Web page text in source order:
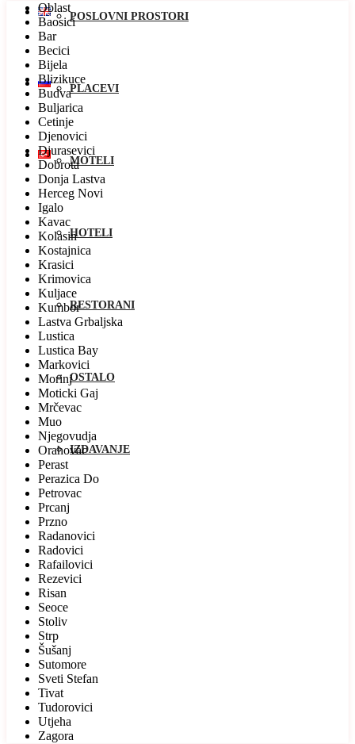
POSLOVNI PROSTORI
PLACEVI
MOTELI
HOTELI
RESTORANI
OSTALO
IZDAVANJE
Oblast
Baosici
Bar
Becici
Bijela
Blizikuce
Budva
Buljarica
Cetinje
Djenovici
Djurasevici
Dobrota
Donja Lastva
Herceg Novi
Igalo
Kavac
Kolasin
Kostajnica
Krasici
Krimovica
Kuljace
Kumbor
Lastva Grbaljska
Lustica
Lustica Bay
Markovici
Morinj
Moticki Gaj
Mrčevac
Muo
Njegovudja
Orahovac
Perast
Perazica Do
Petrovac
Prcanj
Przno
Radanovici
Radovici
Rafailovici
Rezevici
Risan
Seoce
Stoliv
Strp
Šušanj
Sutomore
Sveti Stefan
Tivat
Tudorovici
Utjeha
Zagora